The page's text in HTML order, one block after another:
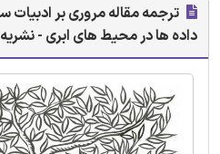
ترجمه مقاله مروری بر
داده ها در محیط های ابری - نشریه